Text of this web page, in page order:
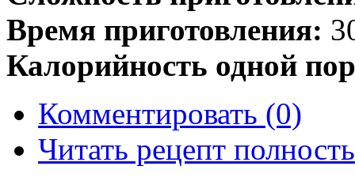
Время приготовления:
Калорийность одной
Комментировать (0)
Читать рецепт